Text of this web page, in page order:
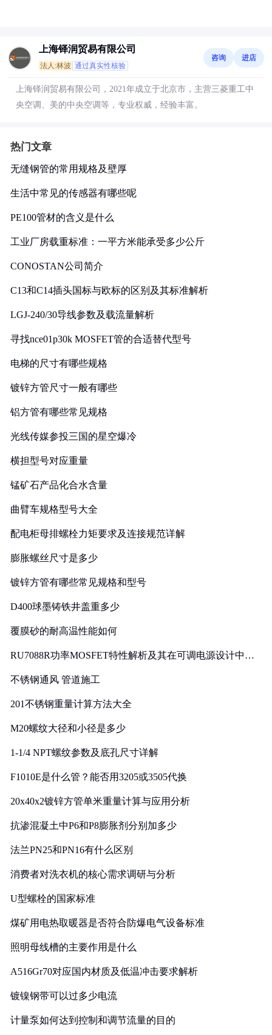
上海铎润贸易有限公司
法人:林波 通过真实性核验
咨询 进店
上海铎润贸易有限公司，2021年成立于北京市，主营三菱重工中
央空调、美的中央空调等，专业权威，经验丰富。
热门文章
无缝钢管的常用规格及壁厚
生活中常见的传感器有哪些呢
PE100管材的含义是什么
工业厂房载重标准：一平方米能承受多少公斤
CONOSTAN公司简介
C13和C14插头国标与欧标的区别及其标准解析
LGJ-240/30导线参数及载流量解析
寻找nce01p30k MOSFET管的合适替代型号
电梯的尺寸有哪些规格
镀锌方管尺寸一般有哪些
铝方管有哪些常见规格
光线传媒参投三国的星空爆冷
横担型号对应重量
锰矿石产品化合水含量
曲臂车规格型号大全
配电柜母排螺栓力矩要求及连接规范详解
膨胀螺丝尺寸是多少
镀锌方管有哪些常见规格和型号
D400球墨铸铁井盖重多少
覆膜砂的耐高温性能如何
RU7088R功率MOSFET特性解析及其在可调电源设计中的
不锈钢通风 管道施工
201不锈钢重量计算方法大全
M20螺纹大径和小径是多少
1-1/4 NPT螺纹参数及底孔尺寸详解
F1010E是什么管？能否用3205或3505代换
20x40x2镀锌方管单米重量计算与应用分析
抗渗混凝土中P6和P8膨胀剂分别加多少
法兰PN25和PN16有什么区别
消费者对洗衣机的核心需求调研与分析
U型螺栓的国家标准
煤矿用电热取暖器是否符合防爆电气设备标准
照明母线槽的主要作用是什么
A516Gr70对应国内材质及低温冲击要求解析
镀镍钢带可以过多少电流
计量泵如何达到控制和调节流量的目的